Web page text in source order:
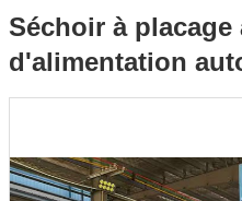
de bois
automatique
Séchoir à placage
d'alimentation